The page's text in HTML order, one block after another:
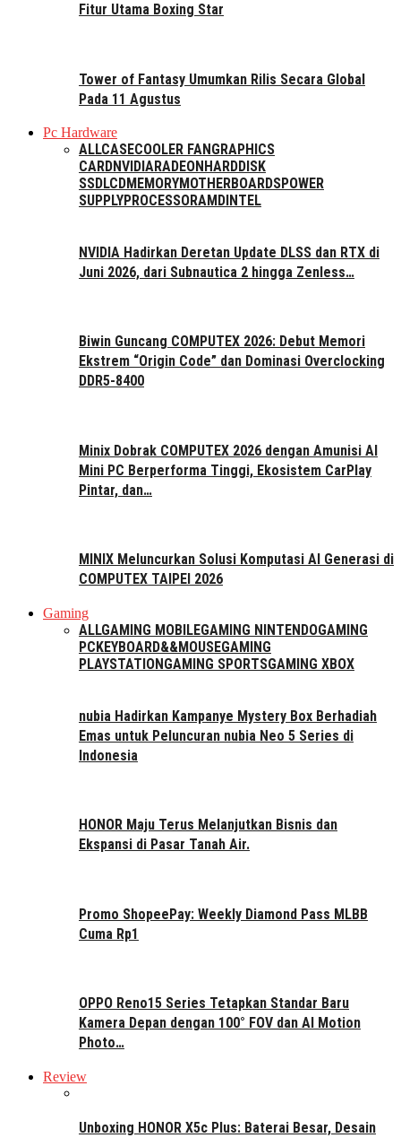
Fitur Utama Boxing Star
Tower of Fantasy Umumkan Rilis Secara Global
Pada 11 Agustus
Pc Hardware
ALLCASECOOLER FAN GRAPHICS
CARDNVIDIARADEON HARDDISK
SSDLCDMEMORYMOTHERBOARDSPOWER
SUPPLYPROCESSORAMD INTEL
NVIDIA Hadirkan Deretan Update DLSS dan RTX di
Juni 2026, dari Subnautica 2 hingga Zenless…
Biwin Guncang COMPUTEX 2026: Debut Memori
Ekstrem “Origin Code” dan Dominasi Overclocking
DDR5-8400
Minix Dobrak COMPUTEX 2026 dengan Amunisi AI
Mini PC Berperforma Tinggi, Ekosistem CarPlay
Pintar, dan…
MINIX Meluncurkan Solusi Komputasi AI Generasi di
COMPUTEX TAIPEI 2026
Gaming
ALLGAMING MOBILEGAMING NINTENDOGAMING
PCKEYBOARD&&MOUSEGAMING
PLAYSTATIONGAMING SPORTSGAMING XBOX
nubia Hadirkan Kampanye Mystery Box Berhadiah
Emas untuk Peluncuran nubia Neo 5 Series di
Indonesia
HONOR Maju Terus Melanjutkan Bisnis dan
Ekspansi di Pasar Tanah Air.
Promo ShopeePay: Weekly Diamond Pass MLBB
Cuma Rp1
OPPO Reno15 Series Tetapkan Standar Baru
Kamera Depan dengan 100° FOV dan AI Motion
Photo…
Review
Unboxing HONOR X5c Plus: Baterai Besar, Desain